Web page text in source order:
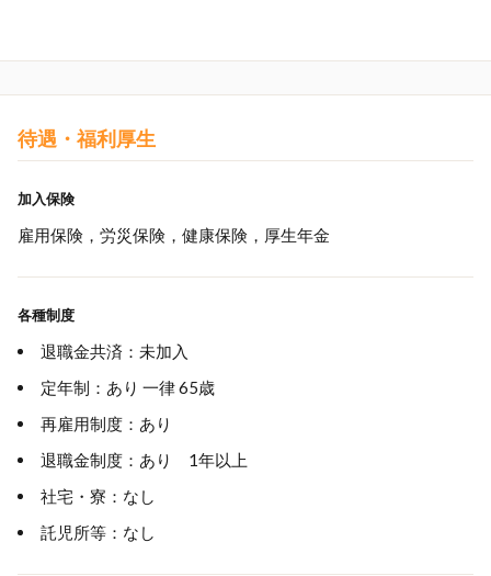
待遇・福利厚生
加入保険
雇用保険，労災保険，健康保険，厚生年金
各種制度
退職金共済：未加入
定年制：あり 一律 65歳
再雇用制度：あり
退職金制度：あり 1年以上
社宅・寮：なし
託児所等：なし